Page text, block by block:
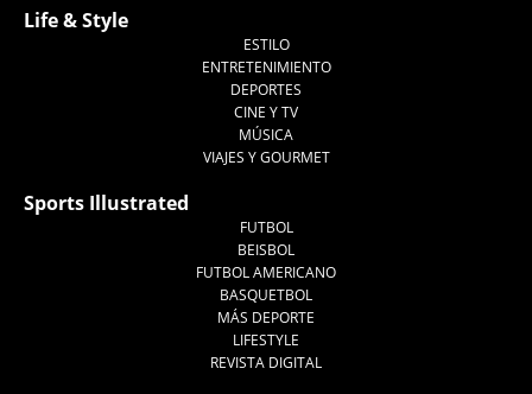
Life & Style
ESTILO
ENTRETENIMIENTO
DEPORTES
CINE Y TV
MÚSICA
VIAJES Y GOURMET
Sports Illustrated
FUTBOL
BEISBOL
FUTBOL AMERICANO
BASQUETBOL
MÁS DEPORTE
LIFESTYLE
REVISTA DIGITAL